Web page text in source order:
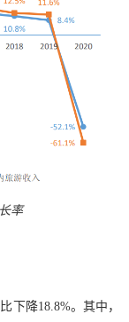
率
下降18.8%。其中，